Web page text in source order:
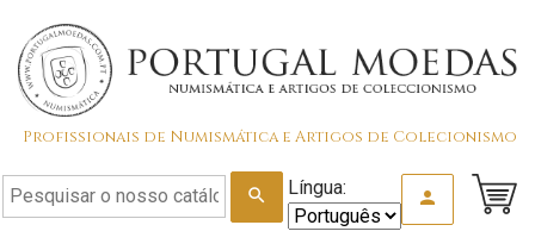
Profissionais de Numismática e Artigos de Colecionismo
search Língua: person